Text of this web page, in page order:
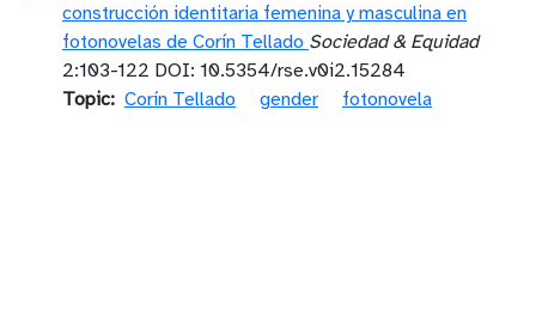
construcción identitaria femenina y masculina en
fotonovelas de Corín Tellado Sociedad & Equidad
2:103-122 DOI: 10.5354/rse.v0i2.15284
Topic Corín Tellado gender fotonovela